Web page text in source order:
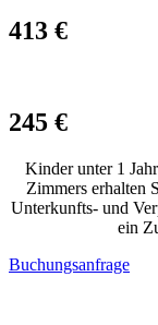
413 €
245 €
Kinder unter 1
Zimmers erhalten
Unterkunfts- und
ein
Buchungsanfrage